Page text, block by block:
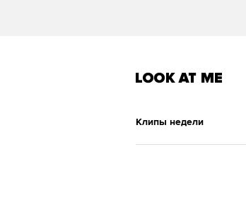
Клипы недели